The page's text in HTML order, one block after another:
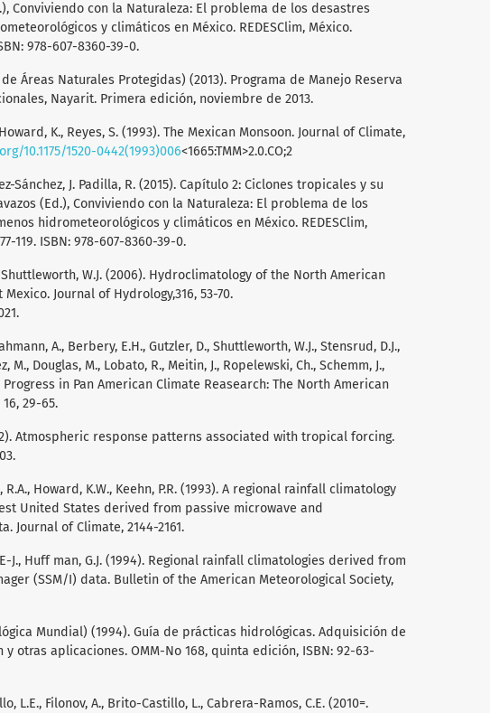
Conviviendo con la Naturaleza: El problema de los desastres
y climáticos en México. REDESClim, México.
978-607-8360-39-0.
Áreas Naturales Protegidas) (2013). Programa de Manejo Reserva
Nayarit. Primera edición, noviembre de 2013.
K., Reyes, S. (1993). The Mexican Monsoon. Journal of Climate,
10.1175/1520-0442(1993)006<1665:TMM>2.0.CO;2
Sánchez, J. Padilla, R. (2015). Capítulo 2: Ciclones tropicales y su
(Ed.), Conviviendo con la Naturaleza: El problema de los
hidrometeorológicos y climáticos en México. REDESClim,
119. ISBN: 978-607-8360-39-0.
Shuttleworth, W.J. (2006). Hydroclimatology of the North American
Journal of Hydrology,316, 53-70.
A., Berbery, E.H., Gutzler, D., Shuttleworth, W.J., Stensrud, D.J.,
M., Douglas, M., Lobato, R., Meitin, J., Ropelewski, Ch., Schemm, J.,
Progress in Pan American Climate Reasearch: The North American
29-65.
Atmospheric response patterns associated with tropical forcing.
R.A., Howard, K.W., Keehn, P.R. (1993). A regional rainfall climatology
United States derived from passive microwave and
Journal of Climate, 2144-2161.
E-J., Huff man, G.J. (1994). Regional rainfall climatologies derived from
(SSM/I) data. Bulletin of the American Meteorological Society,
Mundial) (1994). Guía de prácticas hidrológicas. Adquisición de
otras aplicaciones. OMM-No 168, quinta edición, ISBN: 92-63-
L.E., Filonov, A., Brito-Castillo, L., Cabrera-Ramos, C.E. (2010=.